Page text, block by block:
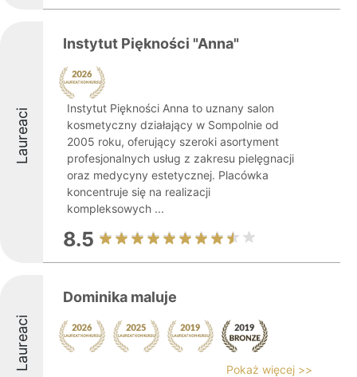
Laureaci
Instytut Piękności "Anna"
Instytut Piękności Anna to uznany salon
kosmetyczny działający w Sompolnie od
2005 roku, oferujący szeroki asortyment
profesjonalnych usług z zakresu pielęgnacji
oraz medycyny estetycznej. Placówka
koncentruje się na realizacji
kompleksowych ...
8.5
Laureaci
Dominika maluje
Pokaż więcej >>